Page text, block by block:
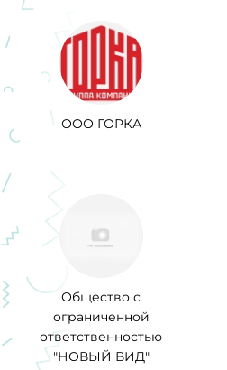
ООО ГОРКА
Общество с
ограниченной
ответственностью
"НОВЫЙ ВИД"